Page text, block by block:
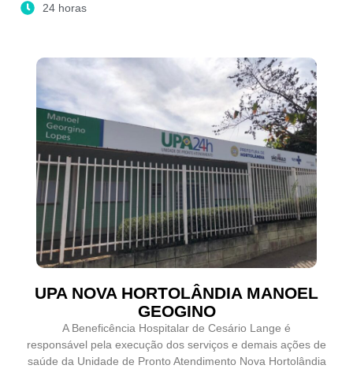
24 horas
UPA NOVA HORTOLÂNDIA MANOEL
GEOGINO
A Beneficência Hospitalar de Cesário Lange é
responsável pela execução dos serviços e demais ações de
saúde da Unidade de Pronto Atendimento Nova Hortolândia